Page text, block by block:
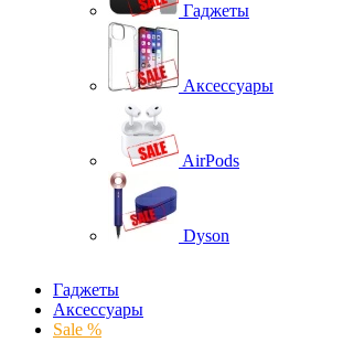
Гаджеты
Аксессуары
AirPods
Dyson
Гаджеты
Аксессуары
Sale %